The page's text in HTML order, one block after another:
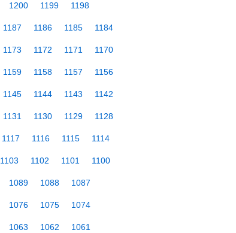
1200 1199 1198
1187 1186 1185 1184
1173 1172 1171 1170
1159 1158 1157 1156
1145 1144 1143 1142
1131 1130 1129 1128
1117 1116 1115 1114
1103 1102 1101 1100
1089 1088 1087
1076 1075 1074
1063 1062 1061